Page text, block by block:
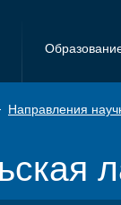
Направления